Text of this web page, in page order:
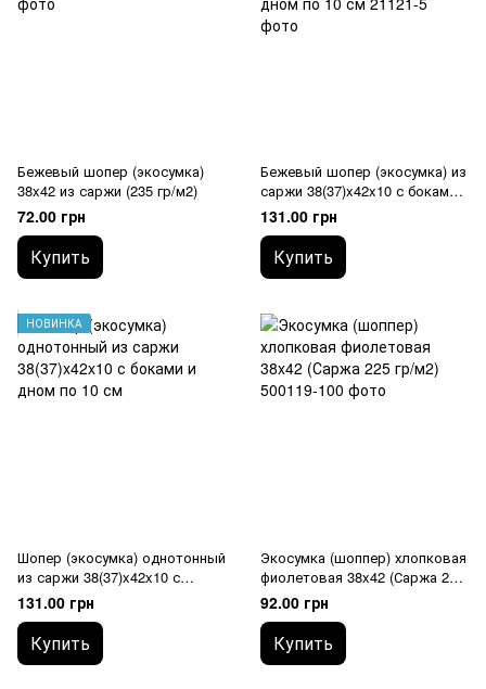
Бежевый шопер (экосумка)
38x42 из саржи (235 гр/м2)
72.00 грн
Купить
Бежевый шопер (экосумка) из
саржи 38(37)x42x10 с боками и
дном по 10 см
131.00 грн
Купить
НОВИНКА
Шопер (экосумка) однотонный
из саржи 38(37)x42x10 с
боками и дном по 10 см
131.00 грн
Купить
Экосумка (шоппер) хлопковая
фиолетовая 38x42 (Саржа 225
гр/м2)
92.00 грн
Купить